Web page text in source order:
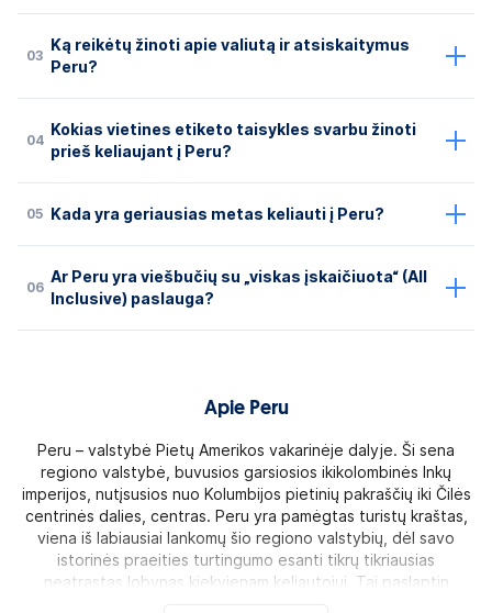
03
Ką reikėtų žinoti apie valiutą ir atsiskaitymus
Peru?
04
Kokias vietines etiketo taisykles svarbu žinoti
prieš keliaujant į Peru?
05 Kada yra geriausias metas keliauti į Peru?
06
Ar Peru yra viešbučių su „viskas įskaičiuota“ (All
Inclusive) paslauga?
Apie Peru
Peru – valstybė Pietų Amerikos vakarinėje dalyje. Ši sena
regiono valstybė, buvusios garsiosios ikikolombinės Inkų
imperijos, nutįsusios nuo Kolumbijos pietinių pakraščių iki Čilės
centrinės dalies, centras. Peru yra pamėgtas turistų kraštas,
viena iš labiausiai lankomų šio regiono valstybių, dėl savo
istorinės praeities turtingumo esanti tikrų tikriausias
neatrastas lobynas kiekvienam keliautojui. Tai paslaptin